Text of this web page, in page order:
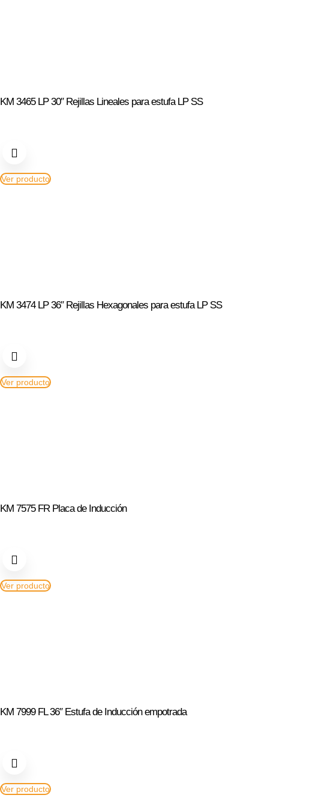
KM 3465 LP 30″ Rejillas Lineales para estufa LP SS
Ver producto
KM 3474 LP 36″ Rejillas Hexagonales para estufa LP SS
Ver producto
KM 7575 FR Placa de Inducción
Ver producto
KM 7999 FL 36″ Estufa de Inducción empotrada
Ver producto